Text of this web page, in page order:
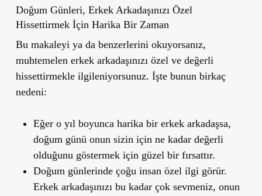
Doğum Günleri, Erkek Arkadaşınızı Özel
Hissettirmek İçin Harika Bir Zaman
Bu makaleyi ya da benzerlerini okuyorsanız,
muhtemelen erkek arkadaşınızı özel ve değerli
hissettirmekle ilgileniyorsunuz. İşte bunun birkaç
nedeni:
Eğer o yıl boyunca harika bir erkek arkadaşsa,
doğum günü onun sizin için ne kadar değerli
olduğunu göstermek için güzel bir fırsattır.
Doğum günlerinde çoğu insan özel ilgi görür.
Erkek arkadaşınızı bu kadar çok sevmeniz, onun